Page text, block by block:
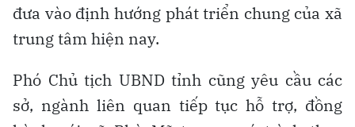
đưa vào định hướng phát triển chung của xã
trung tâm hiện nay.
Phó Chủ tịch UBND tỉnh cũng yêu cầu các
sở, ngành liên quan tiếp tục hỗ trợ, đồng